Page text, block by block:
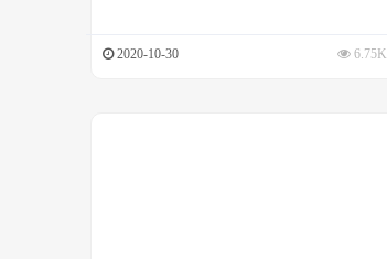
2020-10-30 6.75K